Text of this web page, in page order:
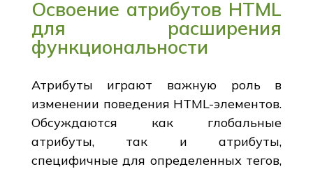
Освоение атрибутов HTML
для расширения
функциональности
Атрибуты играют важную роль в
изменении поведения HTML-элементов.
Обсуждаются как глобальные
атрибуты, так и атрибуты,
специфичные для определенных тегов,